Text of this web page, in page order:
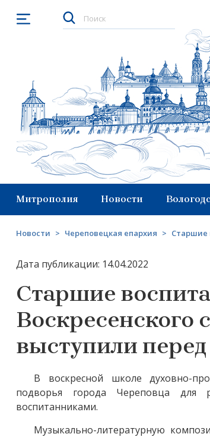
Открыть меню
Митрополия Новости
Новости > Череповецкая епархия > Старшие
Дата публикации: 14.04.2022
Старшие
Воскресенского
выступили
В воскресной школе духовно-
подворья города Череповца для
воспитанниками.
Музыкально-литературную